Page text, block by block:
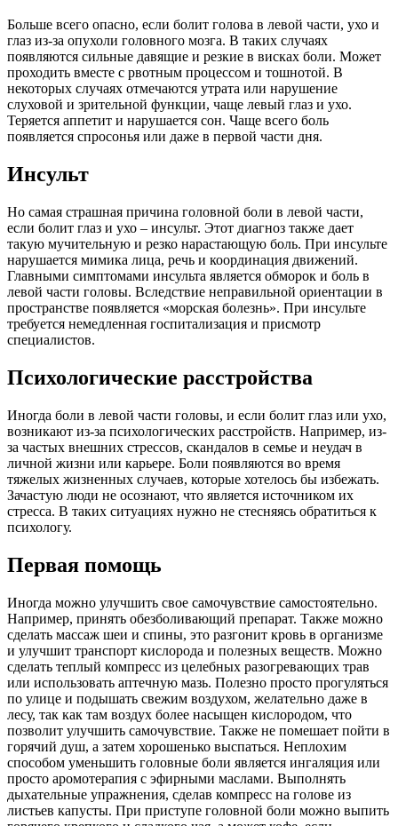
Больше всего опасно, если болит голова в левой части, ухо и
глаз из-за опухоли головного мозга. В таких случаях
появляются сильные давящие и резкие в висках боли. Может
проходить вместе с рвотным процессом и тошнотой. В
некоторых случаях отмечаются утрата или нарушение
слуховой и зрительной функции, чаще левый глаз и ухо.
Теряется аппетит и нарушается сон. Чаще всего боль
появляется спросонья или даже в первой части дня.
Инсульт
Но самая страшная причина головной боли в левой части,
если болит глаз и ухо – инсульт. Этот диагноз также дает
такую мучительную и резко нарастающую боль. При инсульте
нарушается мимика лица, речь и координация движений.
Главными симптомами инсульта является обморок и боль в
левой части головы. Вследствие неправильной ориентации в
пространстве появляется «морская болезнь». При инсульте
требуется немедленная госпитализация и присмотр
специалистов.
Психологические расстройства
Иногда боли в левой части головы, и если болит глаз или ухо,
возникают из-за психологических расстройств. Например, из-
за частых внешних стрессов, скандалов в семье и неудач в
личной жизни или карьере. Боли появляются во время
тяжелых жизненных случаев, которые хотелось бы избежать.
Зачастую люди не осознают, что является источником их
стресса. В таких ситуациях нужно не стесняясь обратиться к
психологу.
Первая помощь
Иногда можно улучшить свое самочувствие самостоятельно.
Например, принять обезболивающий препарат. Также можно
сделать массаж шеи и спины, это разгонит кровь в организме
и улучшит транспорт кислорода и полезных веществ. Можно
сделать теплый компресс из целебных разогревающих трав
или использовать аптечную мазь. Полезно просто прогуляться
по улице и подышать свежим воздухом, желательно даже в
лесу, так как там воздух более насыщен кислородом, что
позволит улучшить самочувствие. Также не помешает пойти в
горячий душ, а затем хорошенько выспаться. Неплохим
способом уменьшить головные боли является ингаляция или
просто аромотерапия с эфирными маслами. Выполнять
дыхательные упражнения, сделав компресс на голове из
листьев капусты. При приступе головной боли можно выпить